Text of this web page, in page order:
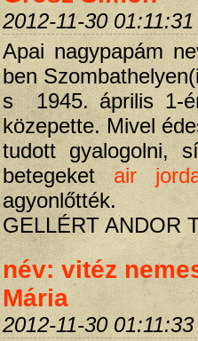
2012-11-30 01:11:31
Apai nagypapám
ben
s 1945. április 1-
közepette. Mivel
tudott gyalogolni,
betegeket air
agyonlőtték.
GELLÉRT ANDOR
név: vitéz
Mária
2012-11-30 01:11:33